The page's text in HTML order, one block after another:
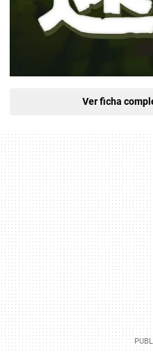
Ver ficha